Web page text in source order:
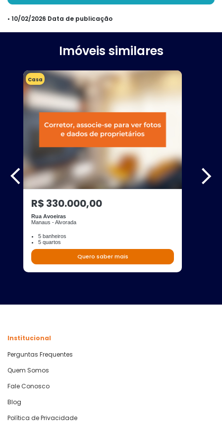
• 10/02/2026 Data de publicação
Imóveis similares
Casa
R$ 330.000,00
Rua Avoeiras
Manaus - Alvorada
5 banheiros
5 quartos
Quero saber mais
Institucional
Perguntas Frequentes
Quem Somos
Fale Conosco
Blog
Política de Privacidade